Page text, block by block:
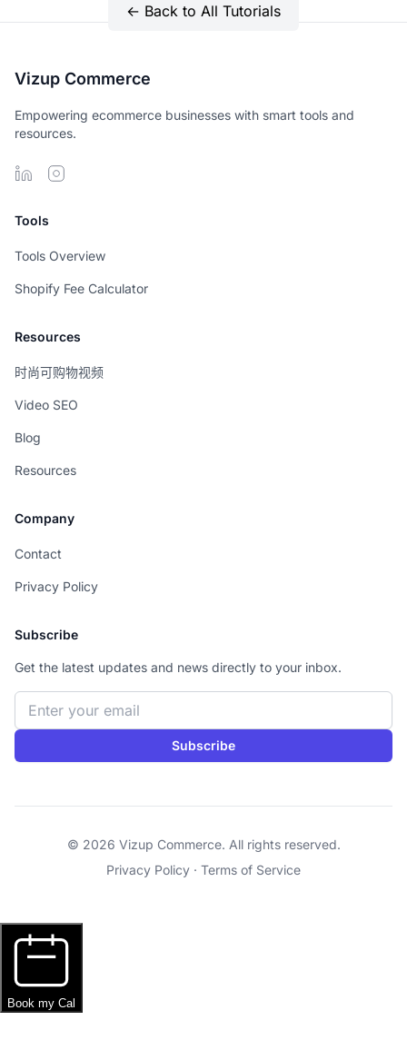
← Back to All Tutorials
Vizup Commerce
Empowering ecommerce businesses with smart tools and
resources.
Tools
Tools Overview
Shopify Fee Calculator
Resources
时尚可购物视频
Video SEO
Blog
Resources
Company
Contact
Privacy Policy
Subscribe
Get the latest updates and news directly to your inbox.
Email address
Subscribe
© 2026 Vizup Commerce. All rights reserved.
Privacy Policy · Terms of Service